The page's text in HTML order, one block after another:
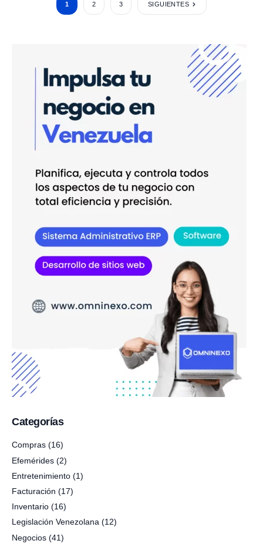
1 2 3 SIGUIENTES
Categorías
Compras (16)
Efemérides (2)
Entretenimiento (1)
Facturación (17)
Inventario (16)
Legislación Venezolana (12)
Negocios (41)